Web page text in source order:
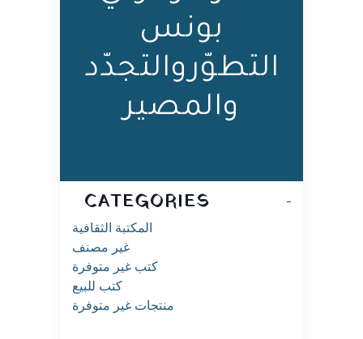
بونس
التطوّروالتجدّد
والمصير
CATEGORIES
المكتبة الثقافية
غير مصنف
كتب غير متوفرة
كتب للبيع
منتجات غير متوفرة